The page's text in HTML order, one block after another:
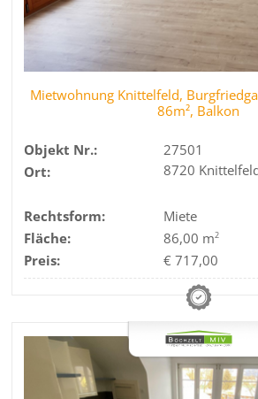
Mietwohnung Knittelfeld,
86m², Balkon
Objekt Nr.:
27501
Ort:
8720
Rechtsform:
Miete
Fläche:
86,00 m2
Preis: € 717,00